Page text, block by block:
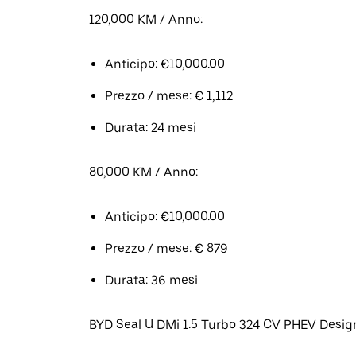
120,000 KM / Anno:
Anticipo: €10,000.00
Prezzo / mese: € 1,112
Durata: 24 mesi
80,000 KM / Anno:
Anticipo: €10,000.00
Prezzo / mese: € 879
Durata: 36 mesi
BYD Seal U DMi 1.5 Turbo 324 CV PHEV